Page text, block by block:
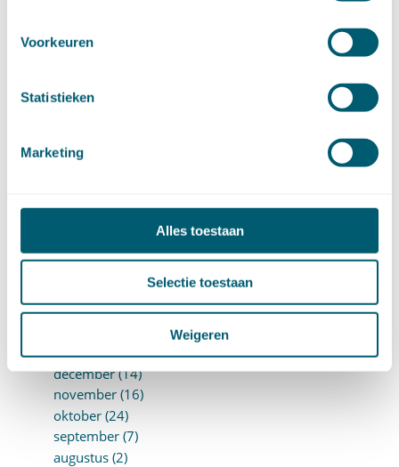
Voorkeuren
Statistieken
Marketing
Alles toestaan
Selectie toestaan
Weigeren
februari (12)
►
2019 (147)
december (8)
oktober (13)
juli (10)
mei (14)
februari (14)
►
2018 (205)
december (14)
november (16)
oktober (24)
september (7)
augustus (2)